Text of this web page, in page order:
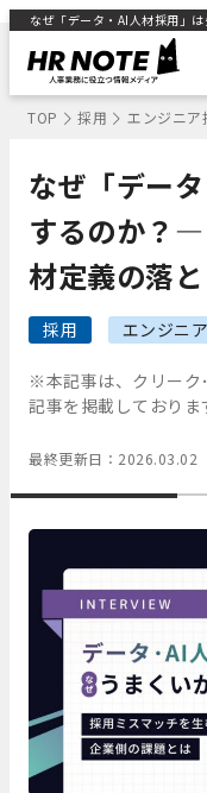
TOP 採用 エンジニア
なぜ「デー
するのか？
材定義の落
採用 エンジニ
※本記事は、クリーク
記事を掲載しておりま
最終更新日： 2026.03.02